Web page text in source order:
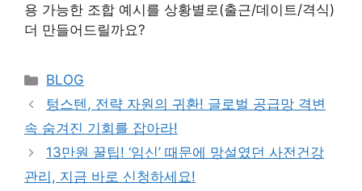
용 가능한 조합 예시를 상황별로(출근/데이트/격식)
더 만들어드릴까요?
Categories
BLOG
텅스텐, 전략 자원의 귀환! 글로벌 공급망 격변
속 숨겨진 기회를 잡아라!
13만원 꿀팁! ‘임신’ 때문에 망설였던 사전건강
관리, 지금 바로 신청하세요!